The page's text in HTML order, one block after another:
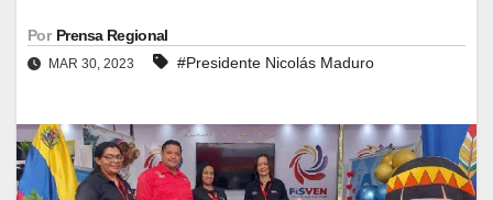
Por Prensa Regional
MAR 30, 2023 #Presidente Nicolás Maduro